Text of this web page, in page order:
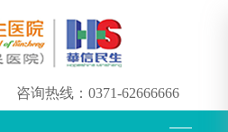
咨询热线：0371-62666666